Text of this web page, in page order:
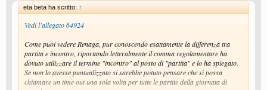
eta beta ha scritto: ↑
Vedi l'allegato 64924
Come puoi vedere Renaga, pur conoscendo esattamente la differenza tra
partita e incontro, riportando letteralmente il comma regolamentare ha
dovuto utilizzare il termine "incontro" al posto di "partita" e lo ha spiegato.
Se non lo avesse puntualizzato si sarebbe potuto pensare che si possa
chiamare un time out una sola volta per tutte le partite della giornata di